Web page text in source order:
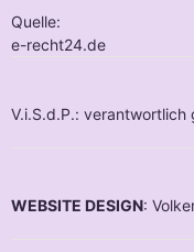
Quelle:
e-recht24.de
V.i.S.d.P.: verantwortlich
WEBSITE DESIGN: